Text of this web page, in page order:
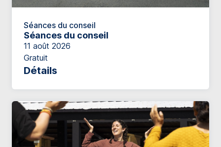
Séances du conseil
Séances du conseil
11 août 2026
Gratuit
Détails